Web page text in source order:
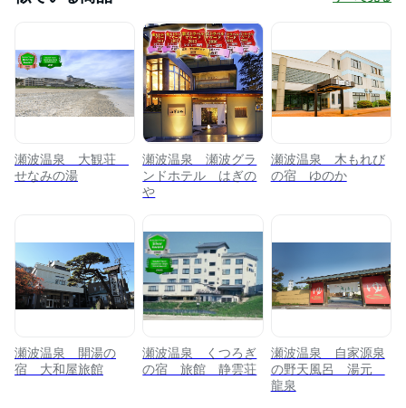
瀬波温泉 大観荘
せなみの湯
瀬波温泉 瀬波グラ
ンドホテル はぎの
や
瀬波温泉 木もれび
の宿 ゆのか
瀬波温泉 開湯の
宿 大和屋旅館
瀬波温泉 くつろぎ
の宿 旅館 静雲荘
瀬波温泉 自家源泉
の野天風呂 湯元
龍泉